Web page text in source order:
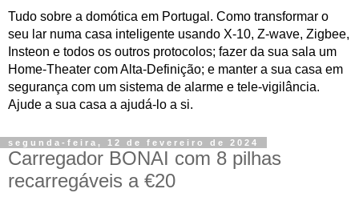
Tudo sobre a domótica em Portugal. Como transformar o
seu lar numa casa inteligente usando X-10, Z-wave, Zigbee,
Insteon e todos os outros protocolos; fazer da sua sala um
Home-Theater com Alta-Definição; e manter a sua casa em
segurança com um sistema de alarme e tele-vigilância.
Ajude a sua casa a ajudá-lo a si.
segunda-feira, 12 de fevereiro de 2024
Carregador BONAI com 8 pilhas
recarregáveis a €20